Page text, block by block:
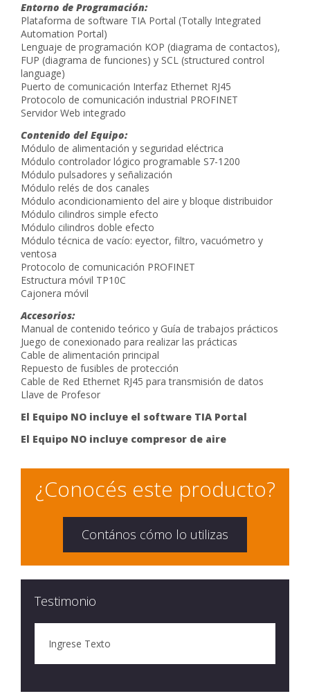
Entorno de Programación:
Plataforma de software TIA Portal (Totally Integrated
Automation Portal)
Lenguaje de programación KOP (diagrama de contactos),
FUP (diagrama de funciones) y SCL (structured control
language)
Puerto de comunicación Interfaz Ethernet RJ45
Protocolo de comunicación industrial PROFINET
Servidor Web integrado
Contenido del Equipo:
Módulo de alimentación y seguridad eléctrica
Módulo controlador lógico programable S7-1200
Módulo pulsadores y señalización
Módulo relés de dos canales
Módulo acondicionamiento del aire y bloque distribuidor
Módulo cilindros simple efecto
Módulo cilindros doble efecto
Módulo técnica de vacío: eyector, filtro, vacuómetro y
ventosa
Protocolo de comunicación PROFINET
Estructura móvil TP10C
Cajonera móvil
Accesorios:
Manual de contenido teórico y Guía de trabajos prácticos
Juego de conexionado para realizar las prácticas
Cable de alimentación principal
Repuesto de fusibles de protección
Cable de Red Ethernet RJ45 para transmisión de datos
Llave de Profesor
El Equipo NO incluye el software TIA Portal
El Equipo NO incluye compresor de aire
¿Conocés este producto?
Contános cómo lo utilizas
Testimonio
Ingrese Texto